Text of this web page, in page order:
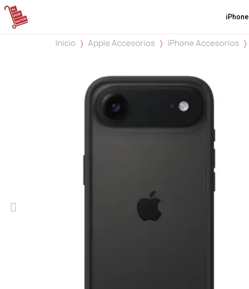
iPhone
Inicio Apple Accesorios iPhone Accesorios